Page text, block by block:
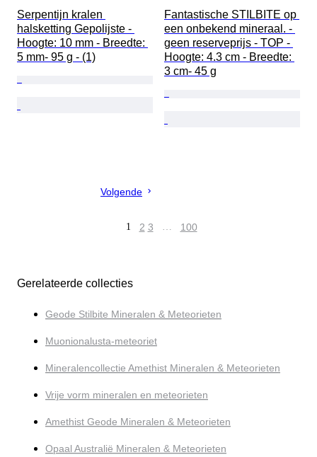
Serpentijn kralen
halsketting Gepolijste -
Hoogte: 10 mm - Breedte:
5 mm- 95 g - (1)
Fantastische STILBITE op
een onbekend mineraal. -
geen reserveprijs - TOP -
Hoogte: 4.3 cm - Breedte:
3 cm- 45 g
Volgende
1 2 3 … 100
Gerelateerde collecties
Geode Stilbite Mineralen & Meteorieten
Muonionalusta-meteoriet
Mineralencollectie Amethist Mineralen & Meteorieten
Vrije vorm mineralen en meteorieten
Amethist Geode Mineralen & Meteorieten
Opaal Australië Mineralen & Meteorieten